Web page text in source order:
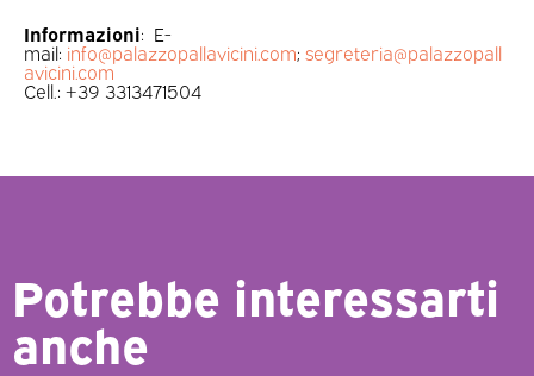
Informazioni: E-
mail: info@palazzopallavicini.com; segreteria@palazzopall
avicini.com
Cell.: +39 3313471504
Potrebbe interessarti
anche